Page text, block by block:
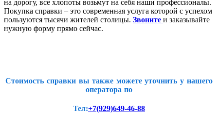
на дорогу, все хлопоты возьмут на себя наши профессионалы.
Покупка справки – это современная услуга которой с успехом
пользуются тысячи жителей столицы. Звоните и заказывайте
нужную форму прямо сейчас.
Стоимость справки вы также можете уточнить у нашего
оператора по
Тел:+7(929)649-46-88